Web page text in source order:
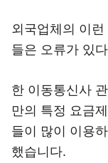
외국업체의 이
들은 오류가 있
한 이동통신사
만의 특정 요금
들이 많이 이용
했습니다.